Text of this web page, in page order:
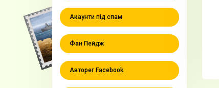
Акаунти під спам
Фан Пейдж
Авторег Facebook